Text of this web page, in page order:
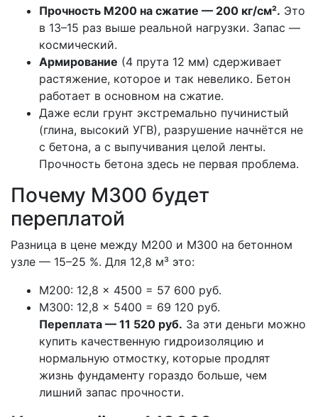
Прочность М200 на сжатие — 200 кг/см². Это
в 13–15 раз выше реальной нагрузки. Запас —
космический.
Армирование (4 прута 12 мм) сдерживает
растяжение, которое и так невелико. Бетон
работает в основном на сжатие.
Даже если грунт экстремально пучинистый
(глина, высокий УГВ), разрушение начнётся не
с бетона, а с выпучивания целой ленты.
Прочность бетона здесь не первая проблема.
Почему М300 будет
переплатой
Разница в цене между М200 и М300 на бетонном
узле — 15–25 %. Для 12,8 м³ это:
М200: 12,8 × 4500 = 57 600 руб.
М300: 12,8 × 5400 = 69 120 руб.
Переплата — 11 520 руб. За эти деньги можно
купить качественную гидроизоляцию и
нормальную отмостку, которые продлят
жизнь фундаменту гораздо больше, чем
лишний запас прочности.